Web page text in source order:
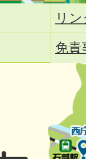
リ
免責